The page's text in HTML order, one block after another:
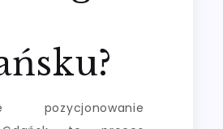
pozycjonowanie